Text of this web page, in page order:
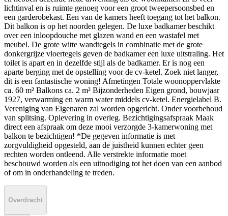
lichtinval en is ruimte genoeg voor een groot tweepersoonsbed en
een garderobekast. Een van de kamers heeft toegang tot het balkon.
Dit balkon is op het noorden gelegen. De luxe badkamer beschikt
over een inloopdouche met glazen wand en een wastafel met
meubel. De grote witte wandtegels in combinatie met de grote
donkergrijze vloertegels geven de badkamer een luxe uitstraling. Het
toilet is apart en in dezelfde stijl als de badkamer. Er is nog een
aparte berging met de opstelling voor de cv-ketel. Zoek niet langer,
dit is een fantastische woning! Afmetingen Totale woonoppervlakte
ca. 60 m² Balkons ca. 2 m² Bijzonderheden Eigen grond, bouwjaar
1927, verwarming en warm water middels cv-ketel. Energielabel B.
Vereniging van Eigenaren zal worden opgericht. Onder voorbehoud
van splitsing. Oplevering in overleg. Bezichtigingsafspraak Maak
direct een afspraak om deze mooi verzorgde 3-kamerwoning met
balkon te bezichtigen! *De gegeven informatie is met
zorgvuldigheid opgesteld, aan de juistheid kunnen echter geen
rechten worden ontleend. Alle verstrekte informatie moet
beschouwd worden als een uitnodiging tot het doen van een aanbod
of om in onderhandeling te treden.
Overdracht